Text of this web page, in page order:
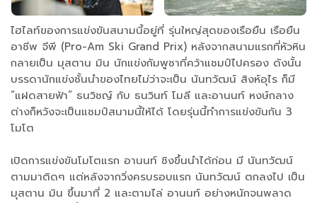
ไฮไลท์ของการแข่งขันสนามนี้อยู่ที่ รุ่นใหญ่สุดของเรือยืน เรือยืน
อาชีพ จีพี (Pro-Am Ski Grand Prix) หลังจากสนามแรกที่หัวหิน
กลายเป็น มุสตาน มิน นักแข่งกัมพูชาที่คว้าแชมป์ไปครอง ดังนั้น
บรรดานักแข่งชั้นนำของไทยไม่ว่าจะเป็น นันทวัฒน์ สิงห์อุไร ก็มี
“แฝดสายฟ้า” ธนวิชญ์ กับ ธนวินท์ โมลี และอานนท์ หงษ์กลาง
ต่างก็หวังจะเป็นแชมป์สนามนี้ให้ได้ โดยรุ่นนี้ทำการแข่งขันกัน 3
โมโต
เปิดการแข่งขันโมโตแรก อานนท์ ชิงขึ้นนำได้ก่อน มี นันทวัฒน์
ตามมาติดๆ แต่หลังจากวิ่งครบรอบแรก นันทวัฒน์ ตกลงไป เป็น
มุสตาน มิน ขึ้นมาที่ 2 และตามไล่ อานนท์ อย่างหนักจนพลาด